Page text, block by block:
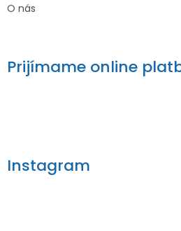
O nás
Prijímame online
Instagram